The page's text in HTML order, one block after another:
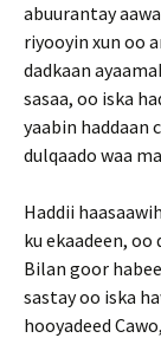
abuurantay
riyooyin xun oo
dadkaan
sasaa, oo iska
yaabin haddaan
dulqaado waa
Haddii
ku ekaadeen, oo
Bilan goor
sastay oo iska
hooyadeed